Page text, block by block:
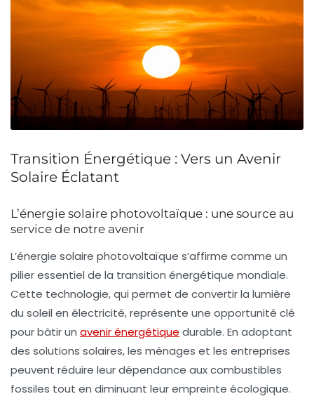
Transition Énergétique : Vers un Avenir
Solaire Éclatant
L’énergie solaire photovoltaïque : une source au
service de notre avenir
L’énergie solaire photovoltaïque s’affirme comme un
pilier essentiel de la transition énergétique mondiale.
Cette technologie, qui permet de convertir la lumière
du soleil en électricité, représente une opportunité clé
pour bâtir un avenir énergétique durable. En adoptant
des solutions solaires, les ménages et les entreprises
peuvent réduire leur dépendance aux combustibles
fossiles tout en diminuant leur empreinte écologique.